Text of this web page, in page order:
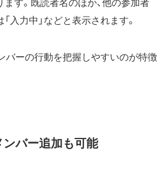
す。既読者名のほか、他の参加者
入力中」などと表示されます。
バーの行動を把握しやすいのが特徴
ンバー追加も可能